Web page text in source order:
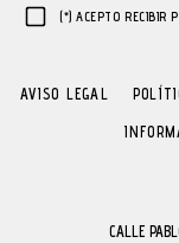
(*) ACEPTO RECIBIR
AVISO LEGAL
CALLE